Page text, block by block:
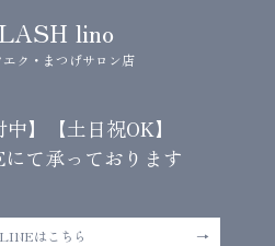
lino
ク・まつげサロン店
中】【土日祝OK】
て承っております
はこちら